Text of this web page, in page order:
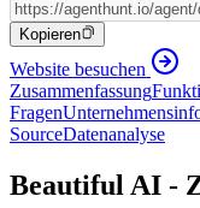
Kopieren
Website besuchen
Zusammenfassung
Fragen
SourceDatenanalyse
Beautiful AI -